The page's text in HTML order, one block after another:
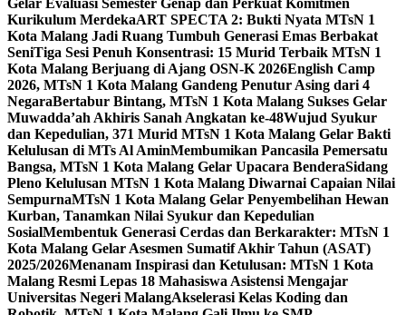
Gelar Evaluasi Semester Genap dan Perkuat Komitmen
Kurikulum MerdekaART SPECTA 2: Bukti Nyata MTsN 1
Kota Malang Jadi Ruang Tumbuh Generasi Emas Berbakat
SeniTiga Sesi Penuh Konsentrasi: 15 Murid Terbaik MTsN 1
Kota Malang Berjuang di Ajang OSN-K 2026English Camp
2026, MTsN 1 Kota Malang Gandeng Penutur Asing dari 4
NegaraBertabur Bintang, MTsN 1 Kota Malang Sukses Gelar
Muwadda’ah Akhiris Sanah Angkatan ke-48Wujud Syukur
dan Kepedulian, 371 Murid MTsN 1 Kota Malang Gelar Bakti
Kelulusan di MTs Al AminMembumikan Pancasila Pemersatu
Bangsa, MTsN 1 Kota Malang Gelar Upacara BenderaSidang
Pleno Kelulusan MTsN 1 Kota Malang Diwarnai Capaian Nilai
SempurnaMTsN 1 Kota Malang Gelar Penyembelihan Hewan
Kurban, Tanamkan Nilai Syukur dan Kepedulian
SosialMembentuk Generasi Cerdas dan Berkarakter: MTsN 1
Kota Malang Gelar Asesmen Sumatif Akhir Tahun (ASAT)
2025/2026Menanam Inspirasi dan Ketulusan: MTsN 1 Kota
Malang Resmi Lepas 18 Mahasiswa Asistensi Mengajar
Universitas Negeri MalangAkselerasi Kelas Koding dan